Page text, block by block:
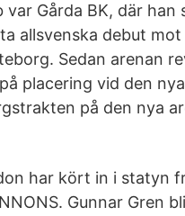
Gårda BK, där han
allsvenska debut mot
Sedan arenan
placering vid den
på den nya
har kört in i statyn
Gunnar Gren